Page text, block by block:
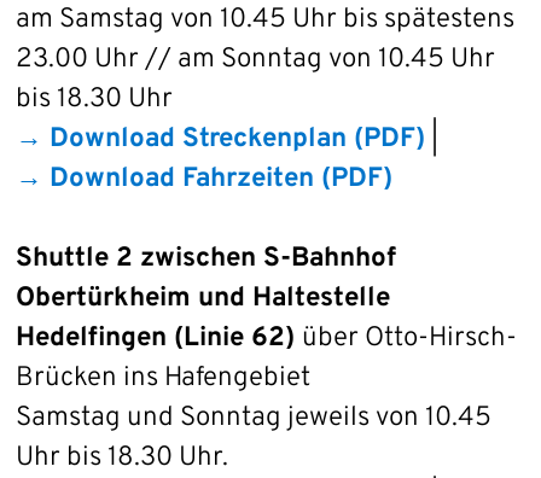
am Samstag von 10.45 Uhr bis spätestens
23.00 Uhr // am Sonntag von 10.45 Uhr
bis 18.30 Uhr
→ Download Streckenplan (PDF)
→ Download Fahrzeiten (PDF)
Shuttle 2 zwischen S-Bahnhof
Obertürkheim und Haltestelle
Hedelfingen (Linie 62) über Otto-Hirsch-
Brücken ins Hafengebiet
Samstag und Sonntag jeweils von 10.45
Uhr bis 18.30 Uhr.